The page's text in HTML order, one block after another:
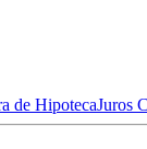
de HipotecaJuros